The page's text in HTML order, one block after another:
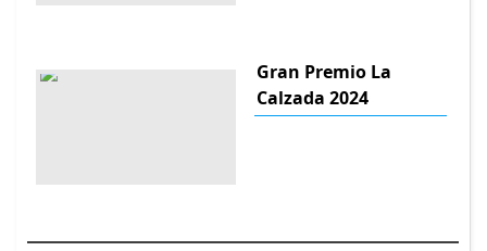
Gran Premio La
Calzada 2024